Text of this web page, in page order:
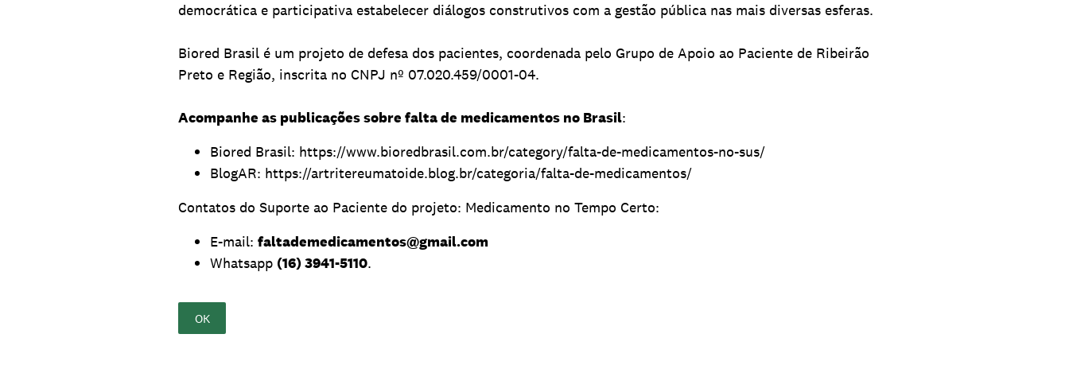
democrática e participativa estabelecer diálogos construtivos com a gestão pública nas mais diversas esferas.
Biored Brasil é um projeto de defesa dos pacientes, coordenada pelo Grupo de Apoio ao Paciente de Ribeirão
Preto e Região, inscrita no CNPJ nº 07.020.459/0001-04.
Acompanhe as publicações sobre falta de medicamentos no Brasil:
Biored Brasil: https://www.bioredbrasil.com.br/category/falta-de-medicamentos-no-sus/
BlogAR: https://artritereumatoide.blog.br/categoria/falta-de-medicamentos/
Contatos do Suporte ao Paciente do projeto: Medicamento no Tempo Certo:
E-mail: faltademedicamentos@gmail.com
Whatsapp (16) 3941-5110.
OK